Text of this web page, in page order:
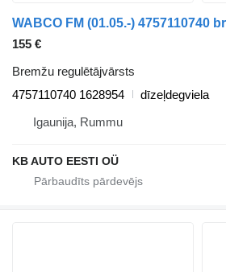
155 €
Bremžu regulētājvārsts
4757110740 1628954
dīzeļdegviela
Igaunija, Rummu
KB AUTO EESTI OÜ